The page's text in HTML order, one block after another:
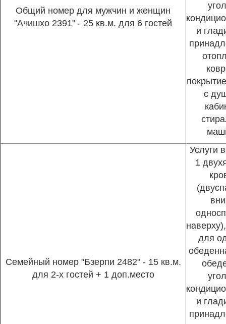
Общий номер для мужчин и женщин
"Ачишхо 2391" - 25 кв.м. для 6 гостей
и
с
Семейный номер "Бзерпи 2482" - 15 кв.м.
для 2-х гостей + 1 доп.место
Услуги
1
для
и